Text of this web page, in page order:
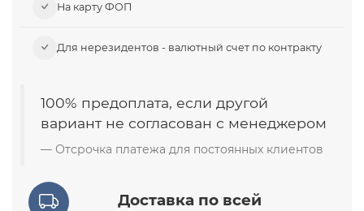
На карту ФОП
Для нерезидентов - валютный счет по контракту
100% предоплата, если другой
вариант не согласован с менеджером
Отсрочка платежа для постоянных клиентов
Доставка по всей